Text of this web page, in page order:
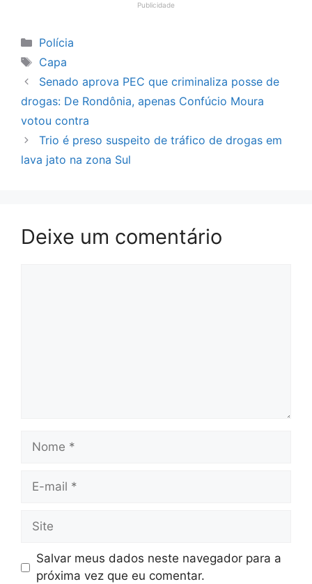
Publicidade
Categorias
Polícia
Tags
Capa
Senado aprova PEC que criminaliza posse de
drogas: De Rondônia, apenas Confúcio Moura
votou contra
Trio é preso suspeito de tráfico de drogas em
lava jato na zona Sul
Deixe um comentário
Nome
Site
Salvar meus dados neste navegador para a
próxima vez que eu comentar.